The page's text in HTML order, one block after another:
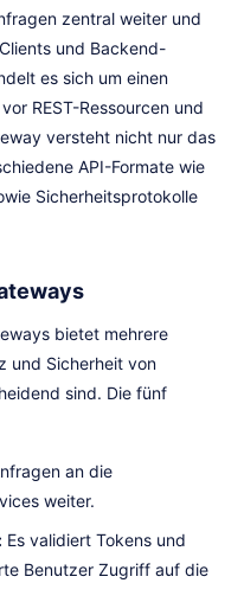
zentral weiter und
und Backend-
es sich um einen
REST-Ressourcen und
versteht nicht nur das
API-Formate wie
Sicherheitsprotokolle
bietet mehrere
und Sicherheit von
sind. Die fünf
an die
weiter.
Es validiert Tokens und
Benutzer Zugriff auf die